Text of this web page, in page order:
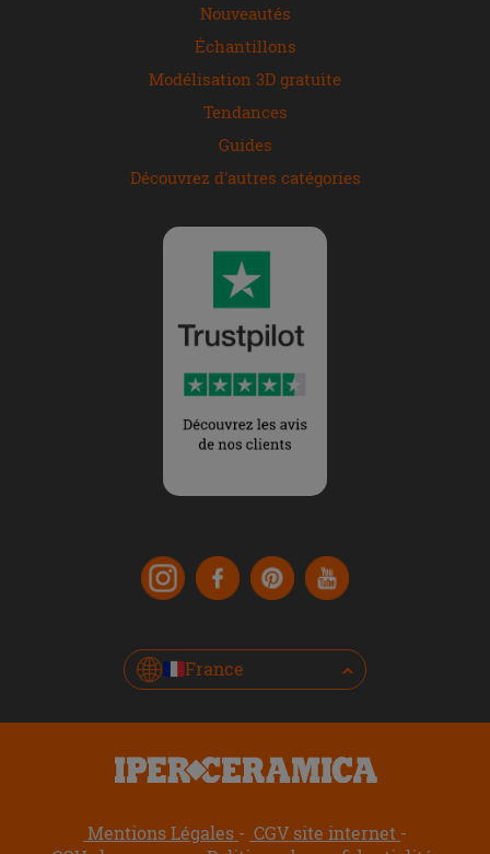
Nouveautés
Échantillons
Modélisation 3D gratuite
Tendances
Guides
Découvrez d'autres catégories
France
Mentions Légales
CGV site internet